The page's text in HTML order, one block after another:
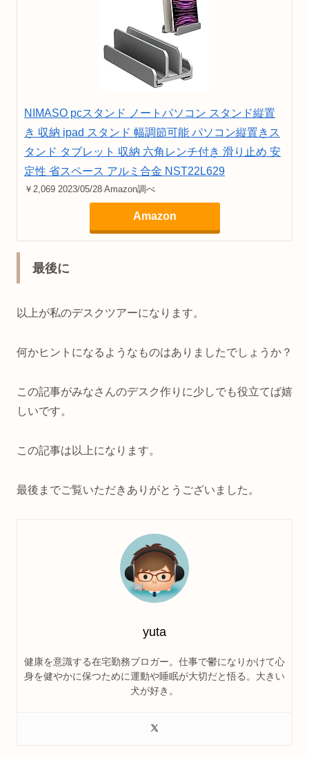
NIMASO pcスタンド ノートパソコン スタンド縦置
き 収納 ipad スタンド 幅調節可能 パソコン縦置きス
タンド タブレット 収納 六角レンチ付き 滑り止め 安
定性 省スペース アルミ合金 NST22L629
￥2,069 2023/05/28 Amazon調べ
Amazon
最後に
以上が私のデスクツアーになります。
何かヒントになるようなものはありましたでしょうか？
この記事がみなさんのデスク作りに少しでも役立てば嬉
しいです。
この記事は以上になります。
最後までご覧いただきありがとうございました。
yuta
健康を意識する在宅勤務ブロガー。仕事で鬱になりかけて心
身を健やかに保つために運動や睡眠が大切だと悟る。大きい
犬が好き。